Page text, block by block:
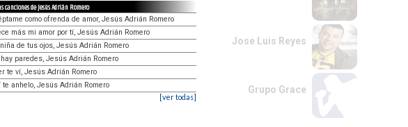
canciones de Jesús Adrián Romero
como ofrenda de amor, Jesús Adrián Romero
más mi amor por tí, Jesús Adrián Romero
de tus ojos, Jesús Adrián Romero
hay paredes, Jesús Adrián Romero
te ví, Jesús Adrián Romero
te anhelo, Jesús Adrián Romero
[ver todas]
Jose Luis Reyes
Grupo Grace